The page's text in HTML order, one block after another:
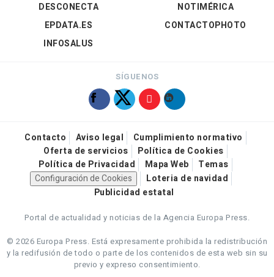
DESCONECTA
EPDATA.ES
INFOSALUS
NOTIMÉRICA
CONTACTOPHOTO
SÍGUENOS
Contacto Aviso legal
Cumplimiento normativo
Oferta de servicios
Política de Cookies
Política de Privacidad
Mapa Web
Temas
Configuración de Cookies
Loteria de navidad
Publicidad estatal
Portal de actualidad y noticias de la Agencia Europa Press.
© 2026 Europa Press. Está expresamente prohibida la redistribución
y la redifusión de todo o parte de los contenidos de esta web sin su
previo y expreso consentimiento.